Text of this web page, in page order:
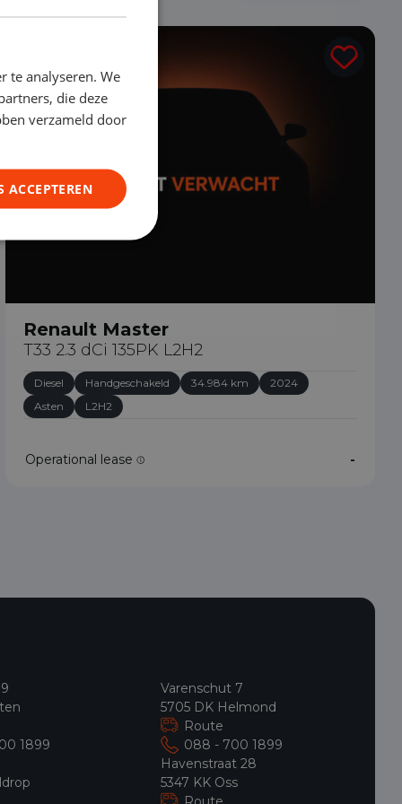
Renault Master
T33 2.3 dCi 135PK L2H2
Diesel Handgeschakeld 34.984 km
2024
Asten
L2H2
Operational lease -
1899
Varenschut 7
5705 DK Helmond
Route
088 - 700 1899
Havenstraat 28
5347 KK Oss
te analyseren. We
die deze
verzameld door
ACCEPTEREN